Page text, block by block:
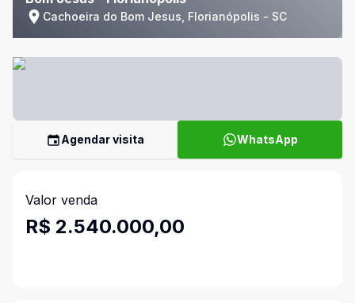
Cachoeira do Bom Jesus, Florianópolis - SC
Agendar visita WhatsApp
Valor venda
R$ 2.540.000,00